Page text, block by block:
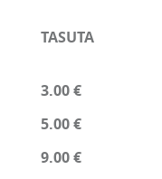
TASUTA
3.00 €
5.00 €
9.00 €